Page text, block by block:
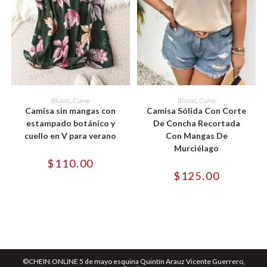
SELECCIONAR OPCIONES
Este
producto
tiene
múltiples
variantes.
opciones
elegir
Blusas Curvy
Camisa sin mangas con
estampado botánico y
cuello en V para verano
$ 110.00
SELECCIONAR OPCIONES
Este
producto
tiene
múltiples
variantes.
opciones
se
pueden
en
la
Blusas Curvy
Camisa Sólida Con Corte
De Concha Recortada
Con Mangas De
Murciélago
$ 125.00
©CHEIN.ONLINE 5 de mayo esquina Quintín Arauz Vicente Guerrero,